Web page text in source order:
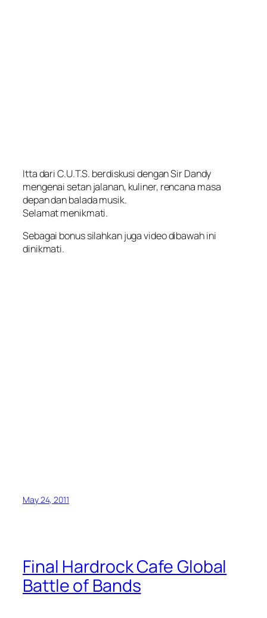
Itta dari C.U.T.S. berdiskusi dengan Sir Dandy
mengenai setan jalanan, kuliner, rencana masa
depan dan balada musik.
Selamat menikmati.
Sebagai bonus silahkan juga video dibawah ini
dinikmati.
May 24, 2011
Final Hardrock Cafe Global
Battle of Bands